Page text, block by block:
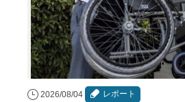
2026/08/04 レポート